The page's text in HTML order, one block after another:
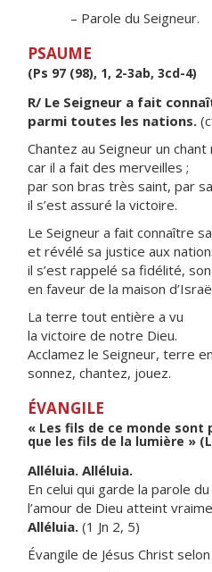
– Parole du Seigneur.
PSAUME
(Ps 97 (98), 1, 2-3ab, 3cd-4)
R/ Le Seigneur a fait
parmi toutes les nations.
Chantez au Seigneur un chant
car il a fait des merveilles ;
par son bras très saint, par
il s’est assuré la victoire.
Le Seigneur a fait connaître
et révélé sa justice aux
il s’est rappelé sa fidélité,
en faveur de la maison
La terre tout entière a vu
la victoire de notre Dieu.
Acclamez le Seigneur, terre
sonnez, chantez, jouez.
ÉVANGILE
« Les fils de ce monde sont
que les fils de la lumière »
Alléluia. Alléluia.
En celui qui garde la parole
l’amour de Dieu atteint
Alléluia. (1 Jn 2, 5)
Évangile de Jésus Christ